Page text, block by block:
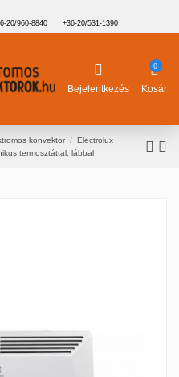
20/960-8840 +36-20/531-1390
Bejelentkezés
0
Kosár
konvektor
Electrolux
termosztáttal, lábbal